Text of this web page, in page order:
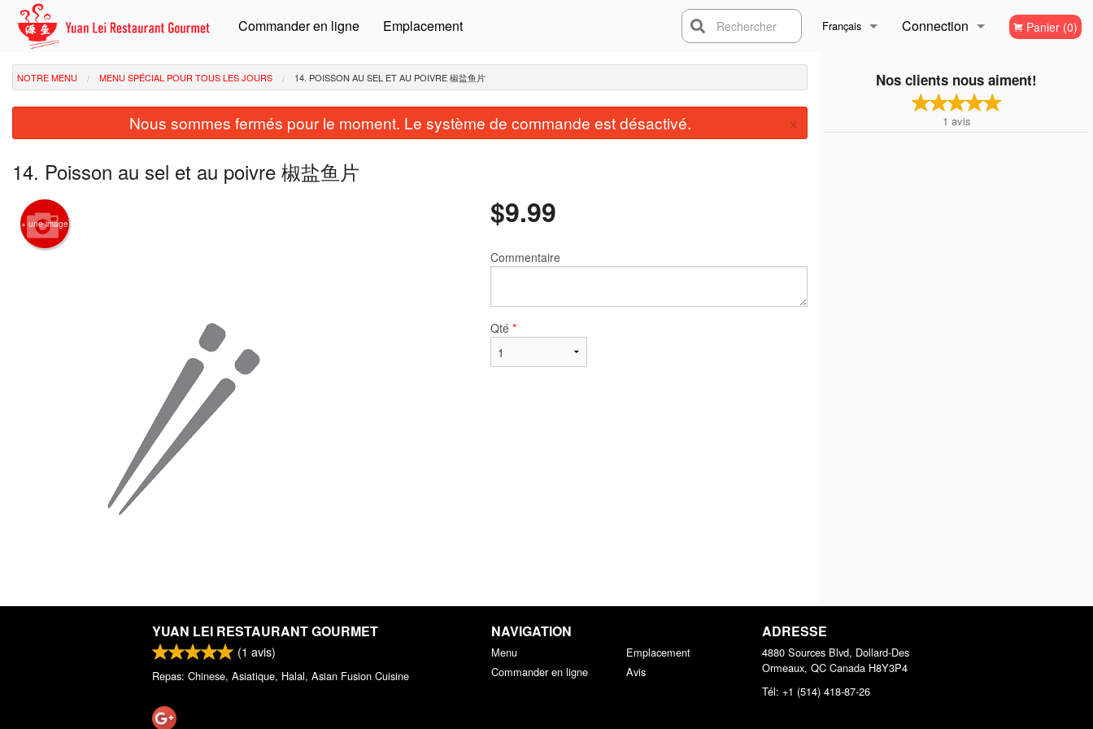
Commander en ligne Emplacement Français
English
Connection
Inscription
Panier (0)
Rechercher
Nos clients nous aiment!
1 avis
NOTRE MENU MENU SPÉCIAL POUR TOUS LES JOURS 14. POISSON AU SEL ET AU POIVRE 椒盐鱼片
Nous sommes fermés pour le moment. Le système de commande est désactivé. ×
14. Poisson au sel et au poivre 椒盐鱼片
+ une image $9.99
Commentaire
Qté *
YUAN LEI RESTAURANT GOURMET
(1 avis)
Repas: Chinese, Asiatique, Halal, Asian Fusion Cuisine
NAVIGATION
Menu
Commander en ligne
Emplacement
Avis
ADRESSE
4880 Sources Blvd, Dollard-Des
Ormeaux, QC Canada H8Y3P4
Tél: +1 (514) 418-87-26